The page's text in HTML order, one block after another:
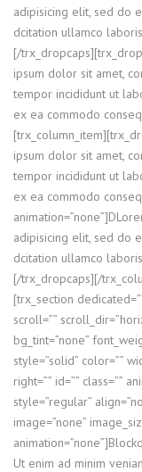
adipisicing elit, sed do
dcitation ullamco
[/
ipsum dolor sit amet,
tempor incididunt ut
ex ea commodo
ipsum dolor sit amet,
tempor incididunt ut
ex ea commodo
adipisicing elit, sed do
dcitation ullamco
[/trx_dropcaps][/
[trx_section
scroll=””
bg_tint=”none”
style=”solid” color=””
right=”” id=”” class=””
style=”regular”
image=”none”
Ut enim ad minim